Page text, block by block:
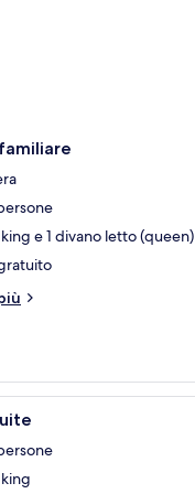
e 1 divano letto (queen)